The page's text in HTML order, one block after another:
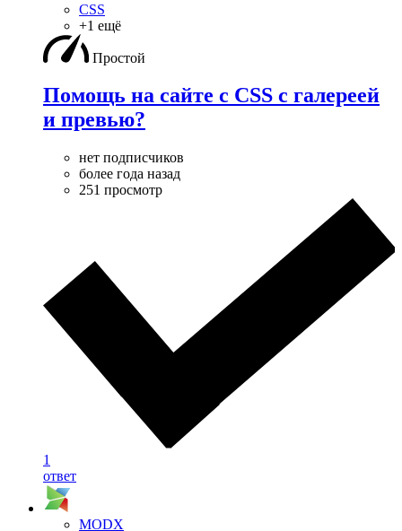
CSS
+1 ещё
Простой
Помощь на сайте с CSS с галереей
и превью?
нет подписчиков
более года назад
251 просмотр
1
ответ
MODX